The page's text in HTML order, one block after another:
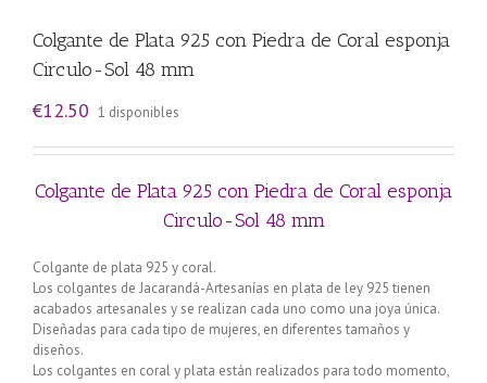
Colgante de Plata 925 con Piedra de Coral esponja
Circulo-Sol 48 mm
€12.50 1 disponibles
Colgante de Plata 925 con Piedra de Coral esponja
Circulo-Sol 48 mm
Colgante de plata 925 y coral.
Los colgantes de Jacarandá-Artesanías en plata de ley 925 tienen
acabados artesanales y se realizan cada uno como una joya única.
Diseñadas para cada tipo de mujeres, en diferentes tamaños y
diseños.
Los colgantes en coral y plata están realizados para todo momento,